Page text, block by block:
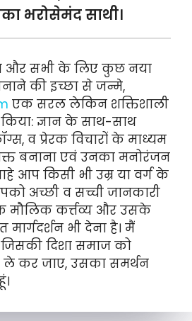
भरोसेमंद साथी।
और सभी के लिए कुछ नया
की इच्छा से जन्मे,
एक सरल लेकिन शक्तिशाली
ज्ञान के साथ-साथ
व प्रेरक विचारों के माध्यम
बनाना एवं उनका मनोरंजन
आप किसी भी उम्र या वर्ग के
अच्छी व सच्ची जानकारी
कर्त्तव्य और उसके
भी देना है। मैं
दिशा समाज को
ले कर जाए, उसका समर्थन